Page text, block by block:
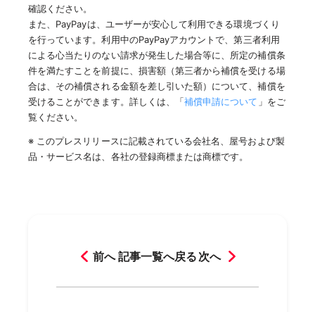
確認ください。
また、PayPayは、ユーザーが安心して利用できる環境づくり
を行っています。利用中のPayPayアカウントで、第三者利用
による心当たりのない請求が発生した場合等に、所定の補償条
件を満たすことを前提に、損害額（第三者から補償を受ける場
合は、その補償される金額を差し引いた額）について、補償を
受けることができます。詳しくは、「補償申請について 」をご
覧ください。
※ このプレスリリースに記載されている会社名、屋号および製
品・サービス名は、各社の登録商標または商標です。
前へ 記事一覧へ戻る 次へ